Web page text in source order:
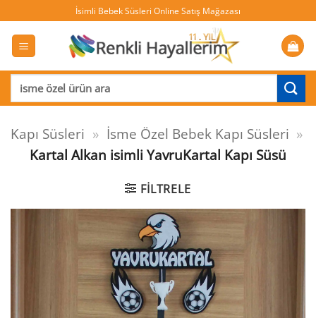
atla
İsimli Bebek Süsleri Online Satış Mağazası
Ara:
Kapı Süsleri » İsme Özel Bebek Kapı Süsleri »
Kartal Alkan isimli YavruKartal Kapı Süsü
FILTRELE